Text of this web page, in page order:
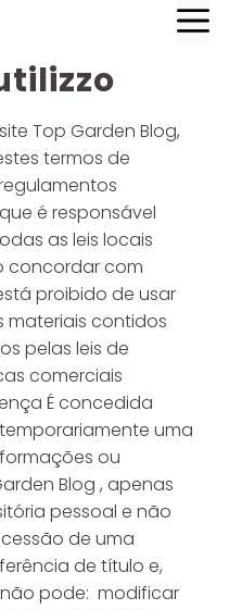
Top Garden Blog,
termos de
é responsável
as leis locais
concordar com
proibido de usar
materiais contidos
pelas leis de
comerciais
É concedida
uma
ou
Blog , apenas
pessoal e não
de uma
de título e,
pode: modificar